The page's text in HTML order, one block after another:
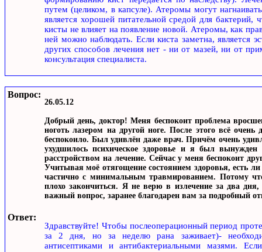
путем (целиком, в капсуле). Атеромы могут
является хорошей питательной средой для
кисты не влияет на появление новой. Атеромы, как
ней можно наблюдать. Если киста заметна, является
других способов лечения нет - ни от мазей, ни от
консультация специалиста.
Вопрос:
26.05.12
Добрый день, доктор! Меня беспокоит проблема
ноготь лазером на другой ноге. После этого всё
беспокоило. Был удивлён даже врач. Причём очень
ухудшилось психическое здоровье и я был
расстройством на лечение. Сейчас у меня беспокоит
Учитывая моё отягощение состоянием здоровья, есть
частично с минимальным травмированием. Потому
плохо закончиться. Я не верю в излечение за два
важный вопрос, заранее благодарен вам за подробный
Ответ:
Здравствуйте! Чтобы послеоперационный период
за 2 дня, но за неделю рана заживает)-
антисептиками и антибактериальными мазями.